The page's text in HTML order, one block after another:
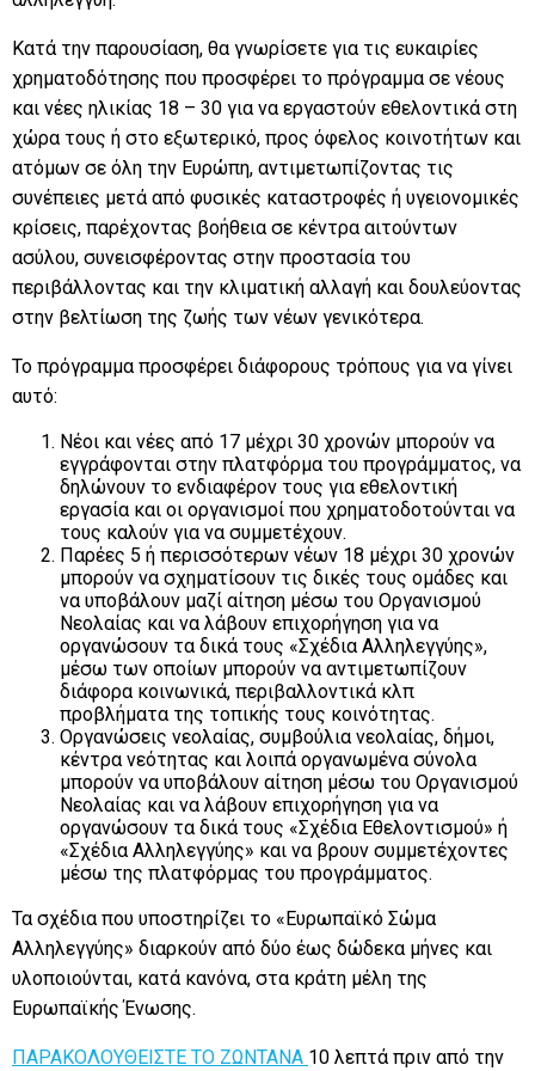
Κατά την παρουσίαση, θα γνωρίσετε για τις ευκαιρίες
χρηματοδότησης που προσφέρει το πρόγραμμα σε νέους
και νέες ηλικίας 18 – 30 για να εργαστούν εθελοντικά στη
χώρα τους ή στο εξωτερικό, προς όφελος κοινοτήτων και
ατόμων σε όλη την Ευρώπη, αντιμετωπίζοντας τις
συνέπειες μετά από φυσικές καταστροφές ή υγειονομικές
κρίσεις, παρέχοντας βοήθεια σε κέντρα αιτούντων
ασύλου, συνεισφέροντας στην προστασία του
περιβάλλοντας και την κλιματική αλλαγή και δουλεύοντας
στην βελτίωση της ζωής των νέων γενικότερα.
Το πρόγραμμα προσφέρει διάφορους τρόπους για να γίνει
αυτό:
Νέοι και νέες από 17 μέχρι 30 χρονών μπορούν να
εγγράφονται στην πλατφόρμα του προγράμματος, να
δηλώνουν το ενδιαφέρον τους για εθελοντική
εργασία και οι οργανισμοί που χρηματοδοτούνται να
τους καλούν για να συμμετέχουν.
Παρέες 5 ή περισσότερων νέων 18 μέχρι 30 χρονών
μπορούν να σχηματίσουν τις δικές τους ομάδες και
να υποβάλουν μαζί αίτηση μέσω του Οργανισμού
Νεολαίας και να λάβουν επιχορήγηση για να
οργανώσουν τα δικά τους «Σχέδια Αλληλεγγύης»,
μέσω των οποίων μπορούν να αντιμετωπίζουν
διάφορα κοινωνικά, περιβαλλοντικά κλπ
προβλήματα της τοπικής τους κοινότητας.
Οργανώσεις νεολαίας, συμβούλια νεολαίας, δήμοι,
κέντρα νεότητας και λοιπά οργανωμένα σύνολα
μπορούν να υποβάλουν αίτηση μέσω του Οργανισμού
Νεολαίας και να λάβουν επιχορήγηση για να
οργανώσουν τα δικά τους «Σχέδια Εθελοντισμού» ή
«Σχέδια Αλληλεγγύης» και να βρουν συμμετέχοντες
μέσω της πλατφόρμας του προγράμματος.
Τα σχέδια που υποστηρίζει το «Ευρωπαϊκό Σώμα
Αλληλεγγύης» διαρκούν από δύο έως δώδεκα μήνες και
υλοποιούνται, κατά κανόνα, στα κράτη μέλη της
Ευρωπαϊκής Ένωσης.
ΠΑΡΑΚΟΛΟΥΘΕΙΣΤΕ ΤΟ ΖΩΝΤΑΝΑ 10 λεπτά πριν από την